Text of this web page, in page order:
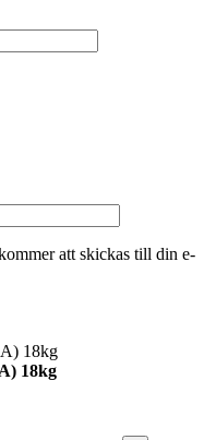
att skickas till din e-
18kg